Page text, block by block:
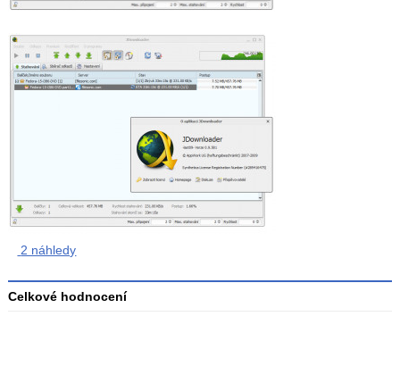
2 náhledy
Celkové hodnocení